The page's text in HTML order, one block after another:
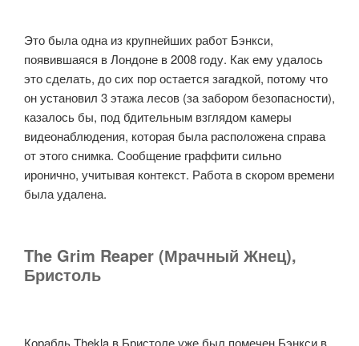
Это была одна из крупнейших работ Бэнкси,
появившаяся в Лондоне в 2008 году. Как ему удалось
это сделать, до сих пор остается загадкой, потому что
он установил 3 этажа лесов (за забором безопасности),
казалось бы, под бдительным взглядом камеры
видеонаблюдения, которая была расположена справа
от этого снимка. Сообщение граффити сильно
иронично, учитывая контекст. Работа в скором времени
была удалена.
The Grim Reaper (Мрачный Жнец),
Бристоль
Корабль Thekla в Бристоле уже был помечен Бэнкси в